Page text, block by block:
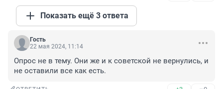
Показать ещё 3 ответа
Гость
22 мая 2024, 11:14
Опрос не в тему. Они же и к советской не вернулись, и
не оставили все как есть.